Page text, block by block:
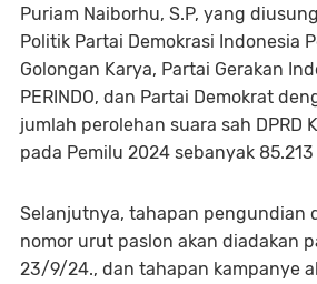
Puriam Naiborhu, S.P, yang
Politik Partai Demokrasi Indonesia
Golongan Karya, Partai Gerakan
PERINDO, dan Partai Demokrat
jumlah perolehan suara sah DPRD
pada Pemilu 2024 sebanyak
Selanjutnya, tahapan pengundian
nomor urut paslon akan diadakan
23/9/24., dan tahapan kampanye